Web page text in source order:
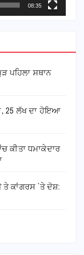
08:35
ਪਹਿਲਾ ਸਥਾਨ
25 ਲੱਖ ਦਾ ਹੋਇਆ
ਕੀਤਾ ਧਮਾਕੇਦਾਰ
ਕਾਂਗਰਸ ’ਤੇ ਦੋਸ਼: